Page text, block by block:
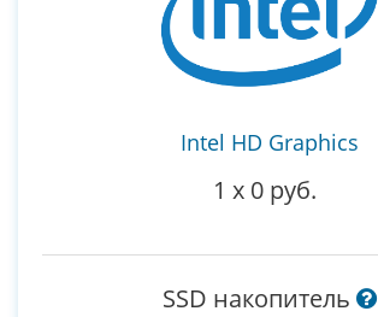
Intel HD Graphics
1 x 0 руб.
SSD накопитель